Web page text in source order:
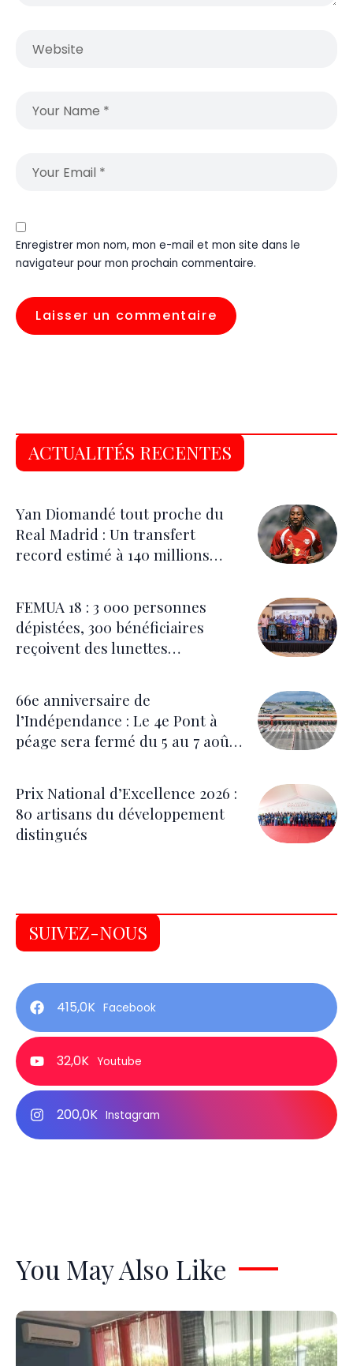
Enregistrer mon nom, mon e-mail et mon site dans le
navigateur pour mon prochain commentaire.
ACTUALITÉS RECENTES
Yan Diomandé tout proche du
Real Madrid : Un transfert
record estimé à 140 millions
FEMUA 18 : 3 000 personnes
dépistées, 300 bénéficiaires
reçoivent des lunettes
66e anniversaire de
l’Indépendance : Le 4e Pont à
péage sera fermé du 5 au 7 août
Prix National d’Excellence 2026 :
80 artisans du développement
distingués
SUIVEZ-NOUS
415,0K Facebook
32,0K Youtube
200,0K Instagram
You May Also Like